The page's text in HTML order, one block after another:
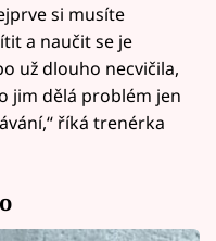
si musíte
a naučit se je
už dlouho necvičila,
jim dělá problém jen
říká trenérka